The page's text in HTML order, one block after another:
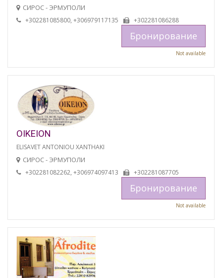
СИРОС - ЭРМУПОЛИ
+302281085800, +306979117135 +302281086288
Бронирование
Not available
OIKEION
ELISAVET ANTONIOU XANTHAKI
СИРОС - ЭРМУПОЛИ
+302281082262, +306974097413 +302281087705
Бронирование
Not available